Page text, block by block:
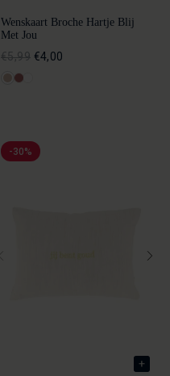
Wenskaart Broche Hartje Blij
Met Jou
€5,99 €4,00
-30%